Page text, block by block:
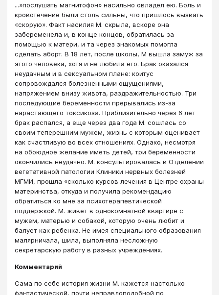
...»послушать магнитофон» насильно овладел ею. Боль и
кровотечение были столь сильны, что пришлось вызвать
«скорую». Факт насилия М. скрыла, вскоре она
забеременела и, в конце концов, обратилась за
помощью к матери, и та через знакомых помогла
сделать аборт. В 18 лет, после школы, М вышла замуж за
этого человека, хотя и не любила его. Брак оказался
неудачным и в сексуальном плане: коитус
сопровождался болезненными ощущениями,
напряжением внизу живота, раздражительностью. Три
последующие беременности прерывались из-за
нарастающего токсикоза. Приблизительно через 6 лет
брак распался, а еще через два года М. сошлась со
своим теперешним мужем, жизнь с которым оценивает
как счастливую во всех отношениях. Однако, несмотря
на обоюдное желание иметь детей, три беременности
окончились неудачно. М. консультировалась в Отделении
вегетативной патологии Клиники нервных болезней
МГМИ, прошла «сколько курсов лечения в Центре охраны
материнства, откуда и получила рекомендацию
обратиться ко мне за психотерапевтической
поддержкой. М. живет в однокомнатной квартире с
мужем, матерью и собакой, которую очень любит и
балует как ребенка. Не имея специального образования
малярничала, шила, выполняла несложную
секретарскую работу в разных учреждениях.
Комментарий
Сама по себе история жизни М. кажется настолько
фантастической, почти неправдоподобной по